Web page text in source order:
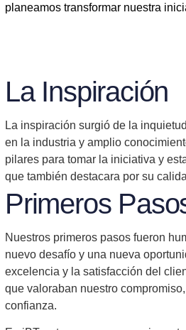
planeamos transformar nuestra
La Inspiración
La inspiración surgió de la
en la industria y amplio
pilares para tomar la iniciativa y
que también destacara por su
Primeros
Nuestros primeros pasos fueron
nuevo desafío y una nueva
excelencia y la satisfacción del
que valoraban nuestro
confianza.